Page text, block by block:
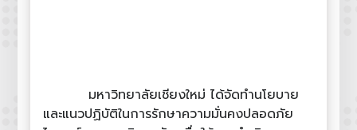
มหาวิทยาลัยเชียงใหม่ ได้จัดทำนโยบาย
และแนวปฏิบัติในการรักษาความมั่นคงปลอดภัย